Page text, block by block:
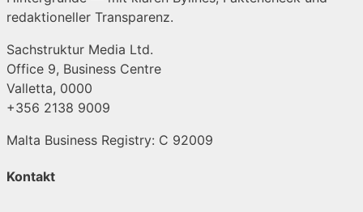
redaktioneller Transparenz.
Sachstruktur Media Ltd.
Office 9, Business Centre
Valletta, 0000
+356 2138 9009
Malta Business Registry: C 92009
Kontakt